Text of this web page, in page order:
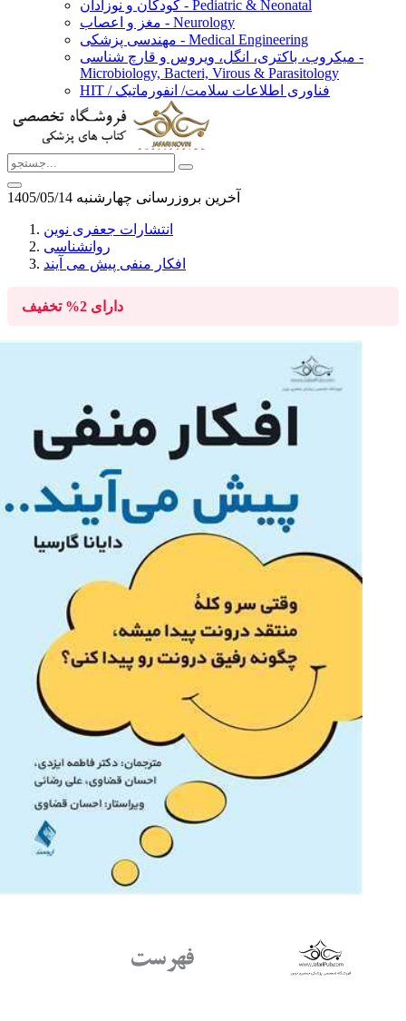
کودکان و نوزادان - Pediatric & Neonatal
مغز و اعصاب - Neurology
مهندسی پزشکی - Medical Engineering
میکروب، باکتری، انگل، ویروس و قارچ شناسی -
Microbiology, Bacteri, Virous & Parasitology
HIT / فناوری اطلاعات سلامت/ انفورماتیک
آخرین بروزرسانی چهارشنبه 1405/05/14
انتشارات جعفری نوین
روانشناسی
افکار منفی پیش می آیند
دارای 2% تخفیف